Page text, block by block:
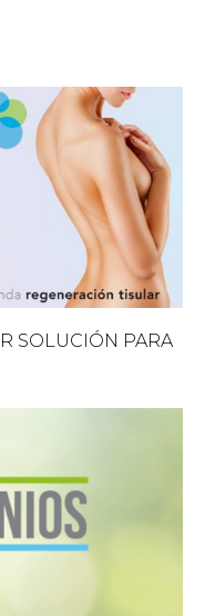
SOLUCIÓN PARA